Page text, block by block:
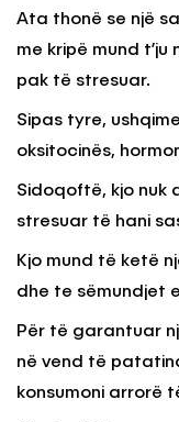
Ata thonë se një
me kripë mund
pak të stresuar.
Sipas tyre,
oksitocinës,
Sidoqoftë, kjo nuk
stresuar të hani
Kjo mund të ketë
dhe te sëmundjet
Për të garantuar
në vend të
konsumoni arrorë